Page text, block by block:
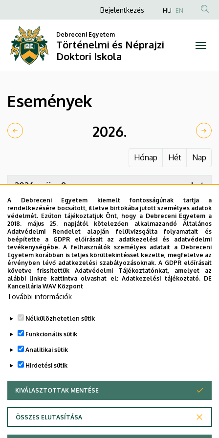
Történelmi
Néprajzi
Doktori
Iskola
a
tartalomra
Anonim
fiók
menüje
Bejelentkezés HU EN
Debreceni Egyetem
Történelmi és Néprajzi
Doktori Iskola
Események
2026.
Hónap Hét Nap
2026. május 9. szombat
15:00 Mesterek és tanítványok kiállítása
16:00 Mesterek és tanítványok kiállítása
2026. május 12. kedd
12:00
Start Ups & Downs - Innovációk a
sport világában
2026. május 15.
20:30
Az éjszaka misztériuma Nr. 2. -
2026. május 20.
14:00
19:00
Az első évfolyamos
könnyűzenész hallgatók tavaszi
2026. május 21. csütörtök
Adatvédelem
A Debreceni Egyetem kiemelt fontosságúnak tartja a
rendelkezésére bocsátott, illetve birtokába jutott személyes adatok
védelmét. Ezúton tájékoztatjuk Önt, hogy a Debreceni Egyetem a
2018. május 25. napjától kötelezően alkalmazandó Általános
Adatvédelmi Rendelet alapján felülvizsgálta folyamatait és
beépítette a GDPR előírásait az adatkezelési és adatvédelmi
tevékenységébe. A felhasználók személyes adatait a Debreceni
Egyetem korábban is teljes körültekintéssel kezelte, megfelelve az
érvényben lévő adatkezelési szabályozásoknak. A GDPR előírásait
követve frissítettük Adatvédelmi Tájékoztatónkat, amelyet az
alábbi linkre kattintva olvashat el:Adatkezelési tájékoztató. DE
Kancellária WAV Központ
További információk
Nélkülözhetetlen sütik
Funkcionális sütik
Analitikai sütik
Hirdetési sütik
KIVÁLASZTOTTAK MENTÉSE
ÖSSZES ELUTASÍTÁSA
WITHDRAW CONSENT